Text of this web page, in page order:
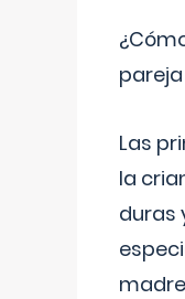
Las
la
duras